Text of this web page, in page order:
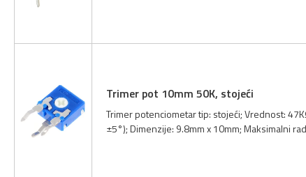
Trimer pot 10mm 50K, stojeći
Trimer potenciometar tip: stojeći; Vrednost:
±5°); Dimenzije: 9.8mm x 10mm; Maksimalni